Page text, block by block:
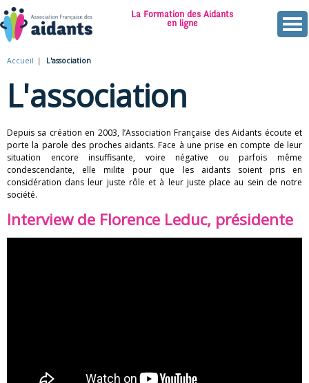
A
s
s
o
c
a
t
La Formation des Aidants
en ligne
êtes
ici
Accueil L'association
L'association
Depuis sa création en 2003, l’Association Française des Aidants écoute et
porte la parole des proches aidants. Face à une prise en compte de leur
situation encore insuffisante, voire négative ou parfois même
condescendante, elle milite pour que les aidants soient pris en
considération dans leur juste rôle et à leur juste place au sein de notre
société.
Interview de Florence Leduc, présidente